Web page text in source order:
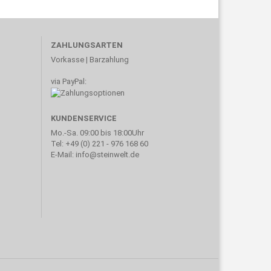
ZAHLUNGSARTEN
Vorkasse | Barzahlung
via PayPal:
KUNDENSERVICE
Mo.-Sa. 09:00 bis 18:00Uhr
Tel: +49 (0) 221 - 976 168 60
E-Mail: info@steinwelt.de